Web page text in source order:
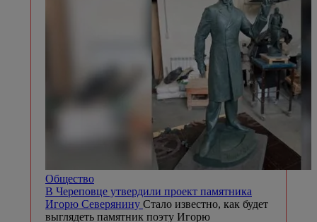
Общество
В Череповце утвердили проект памятника
Игорю Северянину Стало известно, как будет
выглядеть памятник поэту Игорю